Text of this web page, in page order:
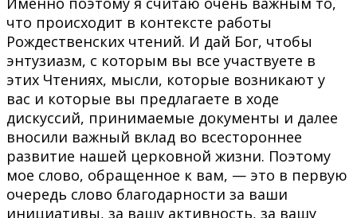
что происходит в контексте работы
Рождественских чтений. И дай Бог, чтобы
энтузиазм, с которым вы все участвуете в
этих Чтениях, мысли, которые возникают у
вас и которые вы предлагаете в ходе
дискуссий, принимаемые документы и далее
вносили важный вклад во всестороннее
развитие нашей церковной жизни. Поэтому
мое слово, обращенное к вам, — это в первую
очередь слово благодарности за ваши
инициативы, за вашу активность, за вашу